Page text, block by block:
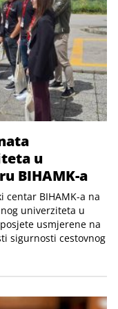
u
BIHAMK-a
centar BIHAMK-a na
univerziteta u
usmjerene na
sigurnosti cestovnog